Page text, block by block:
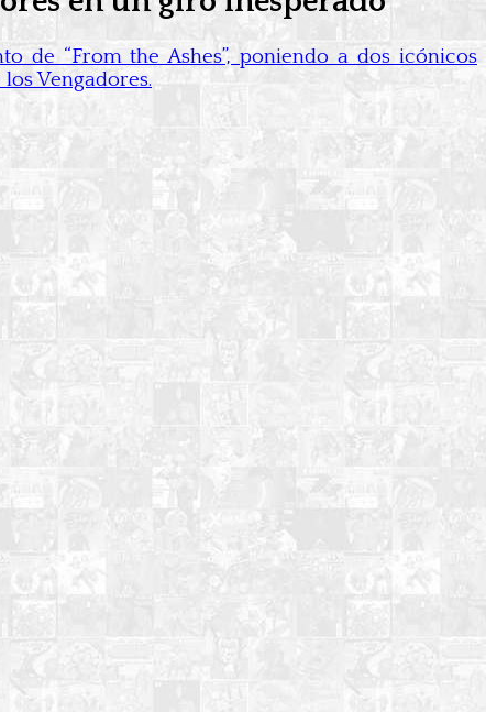
de “From the Ashes”, poniendo a dos icónicos
Vengadores.